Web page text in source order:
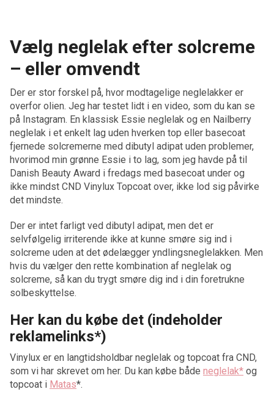
Vælg neglelak efter solcreme
– eller omvendt
Der er stor forskel på, hvor modtagelige neglelakker er
overfor olien. Jeg har testet lidt i en video, som du kan se
på Instagram. En klassisk Essie neglelak og en Nailberry
neglelak i et enkelt lag uden hverken top eller basecoat
fjernede solcremerne med dibutyl adipat uden problemer,
hvorimod min grønne Essie i to lag, som jeg havde på til
Danish Beauty Award i fredags med basecoat under og
ikke mindst CND Vinylux Topcoat over, ikke lod sig påvirke
det mindste.
Der er intet farligt ved dibutyl adipat, men det er
selvfølgelig irriterende ikke at kunne smøre sig ind i
solcreme uden at det ødelægger yndlingsneglelakken. Men
hvis du vælger den rette kombination af neglelak og
solcreme, så kan du trygt smøre dig ind i din foretrukne
solbeskyttelse.
Her kan du købe det (indeholder
reklamelinks*)
Vinylux er en langtidsholdbar neglelak og topcoat fra CND,
som vi har skrevet om her. Du kan købe både neglelak* og
topcoat i Matas*.